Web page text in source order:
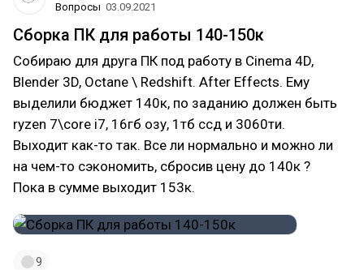
Вопросы 03.09.2021
Сборка ПК для работы 140-150к
Собираю для друга ПК под работу в Cinema 4D,
Blender 3D, Octane \ Redshift. After Effects. Ему
выделили бюджет 140к, по заданию должен быть
ryzen 7\core i7, 16гб озу, 1тб ссд и 3060ти.
Выходит как-то так. Все ли нормально и можно ли
на чем-то сэкономить, сбросив цену до 140к ?
Пока в сумме выходит 153к.
9